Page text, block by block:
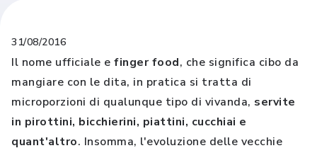
31/08/2016
Il nome ufficiale e finger food, che significa cibo da
mangiare con le dita, in pratica si tratta di
microporzioni di qualunque tipo di vivanda, servite
in pirottini, bicchierini, piattini, cucchiai e
quant'altro. Insomma, l'evoluzione delle vecchie